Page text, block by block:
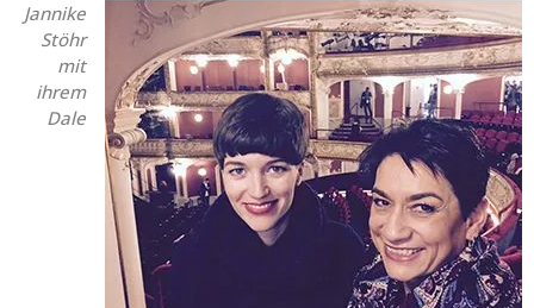
Jannike
Stöhr
mit
ihrem
Dale